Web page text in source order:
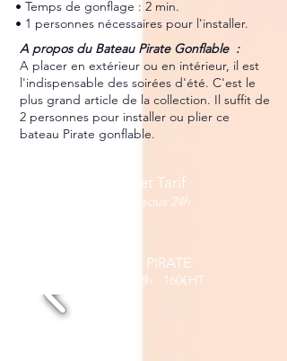
• Temps de gonflage : 2 min.
• 1 personnes nécessaires pour l'installer.
A propos du Bateau Pirate Gonflable :
A placer en extérieur ou en intérieur, il est
l'indispensable des soirées d'été. C'est le
plus grand article de la collection. Il suffit de
2 personnes pour installer ou plier ce
bateau Pirate gonflable.
Dispo et Tarif
réponse sous 24h
ARCHE PIRATE
Location 48h : 160€HT